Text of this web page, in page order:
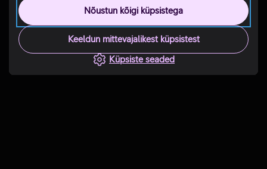
Nõustun kõigi küpsistega
Keeldun mittevajalikest küpsistest
Küpsiste seaded